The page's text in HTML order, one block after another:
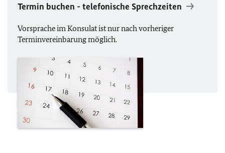
Termin buchen - telefonische Sprechzeiten
Vorsprache im Konsulat ist nur nach vorheriger
Terminvereinbarung möglich.